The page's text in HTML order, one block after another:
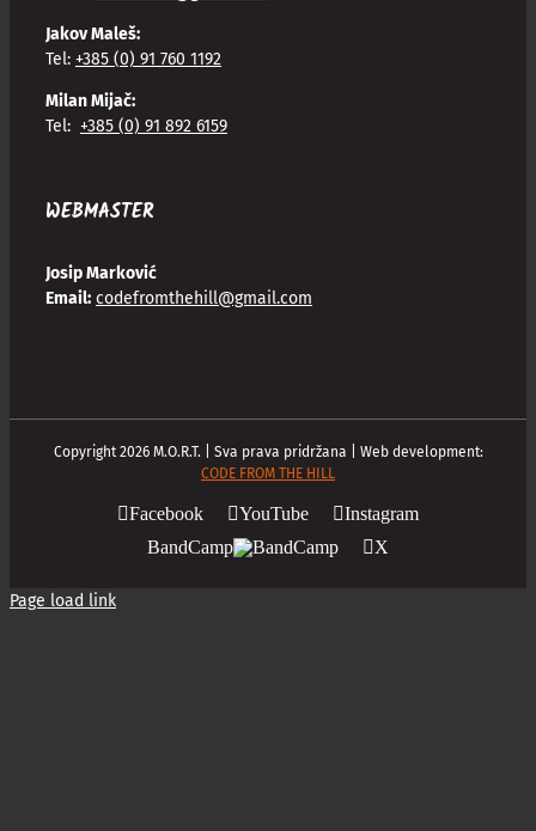
Jakov Maleš:
Tel: +385 (0) 91 760 1192
Milan Mijač:
Tel: +385 (0) 91 892 6159
WEBMASTER
Josip Marković
Email: codefromthehill@gmail.com
Copyright2026M.O.R.T. | Sva prava pridržana | Web development:
CODE FROM THE HILL
Facebook YouTube
Instagram
BandCamp
X
Page load link